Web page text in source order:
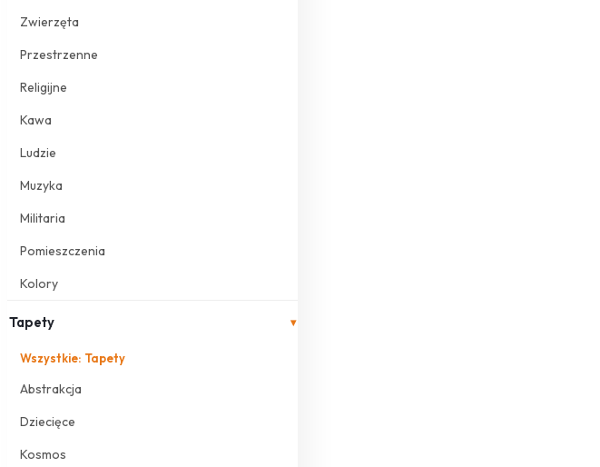
Zwierzęta
Przestrzenne
Religijne
Kawa
Ludzie
Muzyka
Militaria
Pomieszczenia
Kolory
Tapety ▾
Wszystkie: Tapety
Abstrakcja
Dziecięce
Kosmos